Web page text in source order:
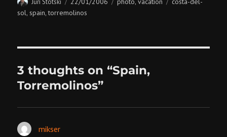
Juri Stotski
on
sol,spain,torremolinos
3 thoughts on “Spain,
Torremolinos”
mikser